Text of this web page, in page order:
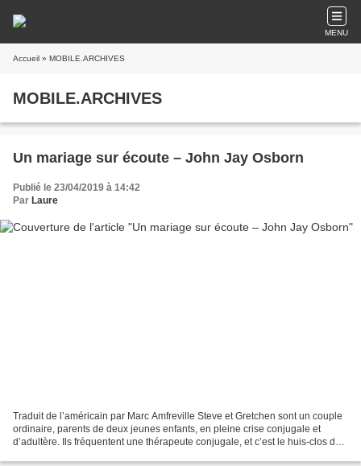
MENU
Accueil » MOBILE.ARCHIVES
MOBILE.ARCHIVES
Un mariage sur écoute – John Jay Osborn
Publié le 23/04/2019 à 14:42
Par Laure
Traduit de l’américain par Marc Amfreville Steve et Gretchen sont un couple
ordinaire, parents de deux jeunes enfants, en pleine crise conjugale et
d’adultère. Ils fréquentent une thérapeute conjugale, et c’est le huis-clos de